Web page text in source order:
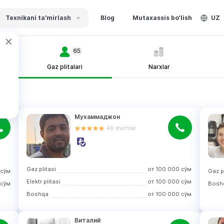
Texnikani ta’mirlash Blog Mutaxassis bo‘lish UZ
Gaz plitalari
65
Narxlar
сўм
сўм
Мухаммаджон
48 sharhlar
Gaz plitasi от 100 000 сўм
Elektr plitasi
от 100 000 сўм
Boshqa
от 100 000 сўм
Gaz
Виталий